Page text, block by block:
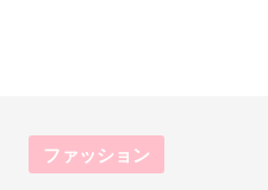
ファッション